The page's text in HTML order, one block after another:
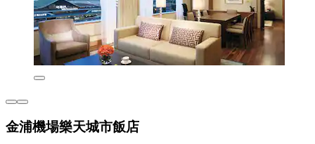
金浦機場樂天城市飯店